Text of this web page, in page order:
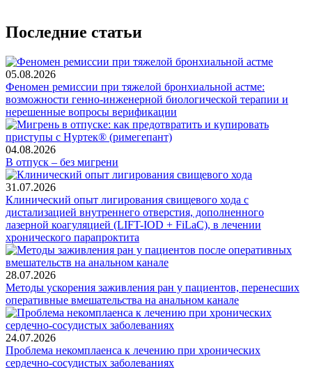
Последние статьи
05.08.2026
Феномен ремиссии при тяжелой бронхиальной астме:
возможности генно-инженерной биологической терапии и
нерешенные вопросы верификации
04.08.2026
В отпуск – без мигрени
31.07.2026
Клинический опыт лигирования свищевого хода с
дистализацией внутреннего отверстия, дополненного
лазерной коагуляцией (LIFT-IOD + FiLaC), в лечении
хронического парапроктита
28.07.2026
Методы ускорения заживления ран у пациентов, перенесших
оперативные вмешательства на анальном канале
24.07.2026
Проблема некомплаенса к лечению при хронических
сердечно-сосудистых заболеваниях